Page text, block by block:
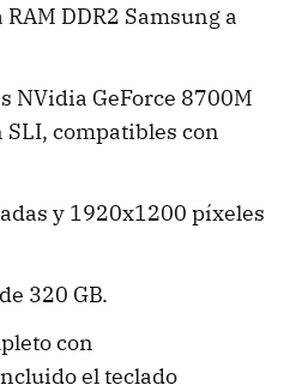
DDR2 Samsung a
NVidia GeForce 8700M
SLI, compatibles con
y 1920x1200 píxeles
320 GB.
con
el teclado